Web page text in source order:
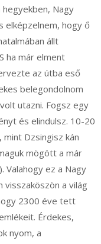
hegyekben, Nagy
elképzelnem, hogy ő
állt
ha már elment
az útba eső
belegondolnom
utazni. Fogsz egy
és elindulsz. 10-­20
Dzsingisz kán
mögött a már
Valahogy ez a Nagy
visszaköszön a világ
2300 éve tett
Érdekes,
nyom, a